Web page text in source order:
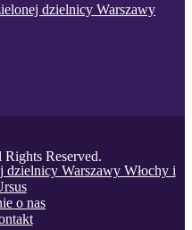
dzielnicy Warszawy
Reserved.
dzielnicy Warszawy Włochy i
o nas